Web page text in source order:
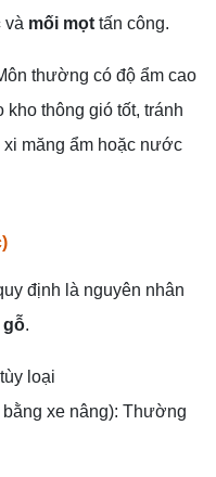
và mối mọt tấn công.
thường có độ ẩm cao
thông gió tốt, tránh
măng ẩm hoặc nước
định là nguyên nhân
gỗ.
loại
xe nâng): Thường